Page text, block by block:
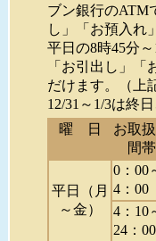
ブン銀行のATM
し」「お預入れ
平日の8時45分
「お引出し」
だけます。（上
12/31～1/3は終
曜 日
お取
間帯
平日（月
～金）
0：00
4：00
4：10
24：00